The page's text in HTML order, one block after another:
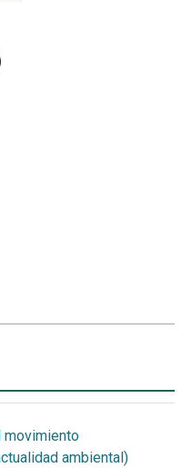
movimiento
ambiental)